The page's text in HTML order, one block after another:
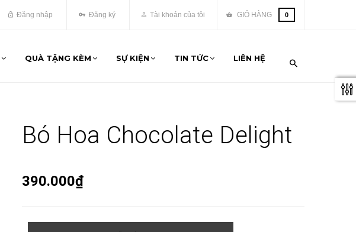
GIỎ HÀNG 0
Đăng nhập Đăng ký Tài khoản của tôi
QUÀ TẶNG KÈM SỰ KIỆN TIN TỨC LIÊN HỆ
Bó Hoa Chocolate Delight
390.000₫